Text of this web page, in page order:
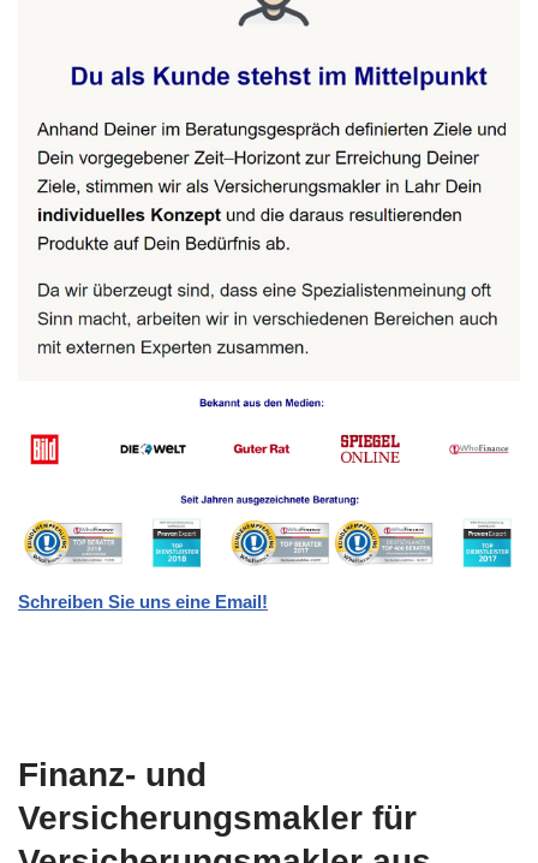
Schreiben Sie uns eine Email!
Finanz- und
Versicherungsmakler für